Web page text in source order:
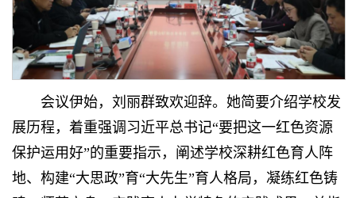
会议伊始，刘丽群致欢迎辞。她简要介绍学校发
展历程，着重强调习近平总书记“要把这一红色资源
保护运用好”的重要指示，阐述学校深耕红色育人阵
地、构建“大思政”育“大先生”育人格局，凝练红色铸